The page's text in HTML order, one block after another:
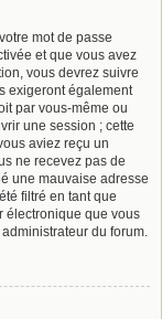
mot de passe
et que vous avez
vous devrez suivre
exigeront également
par vous-même ou
une session ; cette
aviez reçu un
ne recevez pas de
une mauvaise adresse
filtré en tant que
électronique que vous
du forum.